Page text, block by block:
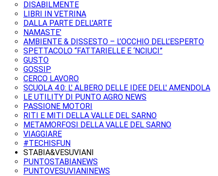
DISABILMENTE
LIBRI IN VETRINA
DALLA PARTE DELL'ARTE
NAMASTE'
AMBIENTE & DISSESTO – L’OCCHIO DELL’ESPERTO
SPETTACOLO “FATTARIELLE E ‘NCIUCI”
GUSTO
GOSSIP
CERCO LAVORO
SCUOLA 4.0: L' ALBERO DELLE IDEE DELL' AMENDOLA
LE UTILITY DI PUNTO AGRO NEWS
PASSIONE MOTORI
RITI E MITI DELLA VALLE DEL SARNO
METAMORFOSI DELLA VALLE DEL SARNO
VIAGGIARE
#TECHISFUN
STABIA&VESUVIANI
PUNTOSTABIANEWS
PUNTOVESUVIANINEWS